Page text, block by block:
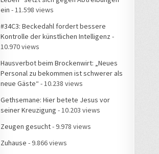
ein - 11.598 views
#34C3: Beckedahl fordert bessere
Kontrolle der künstlichen Intelligenz -
10.970 views
Hausverbot beim Brockenwirt: „Neues
Personal zu bekommen ist schwerer als
neue Gäste“ - 10.238 views
Gethsemane: Hier betete Jesus vor
seiner Kreuzigung - 10.203 views
Zeugen gesucht- 9.978 views
Zuhause - 9.866 views